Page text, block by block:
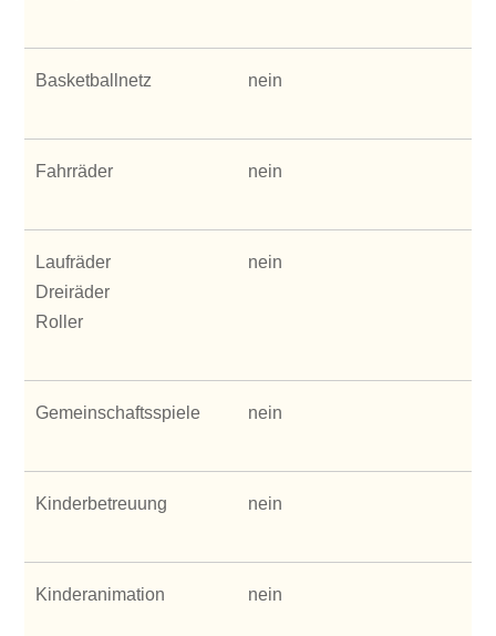
Basketballnetz nein
Fahrräder nein
Laufräder
Dreiräder
Roller
nein
Gemeinschaftsspiele nein
Kinderbetreuung nein
Kinderanimation nein